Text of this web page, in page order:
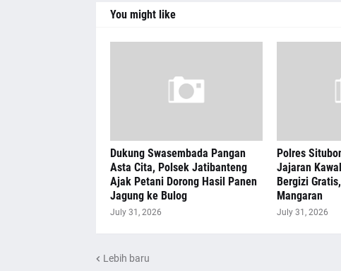
You might like
Dukung Swasembada Pangan
Asta Cita, Polsek Jatibanteng
Ajak Petani Dorong Hasil Panen
Jagung ke Bulog
July 31, 2026
Polres
Jajaran
Bergizi
Mangaran
July 31, 2026
Lebih baru